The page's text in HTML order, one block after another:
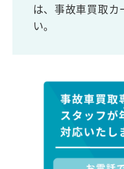
は、事故車買取カ
い。